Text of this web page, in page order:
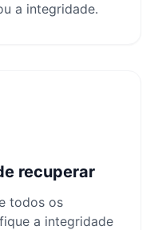
a integridade.
recuperar
todos os
a integridade